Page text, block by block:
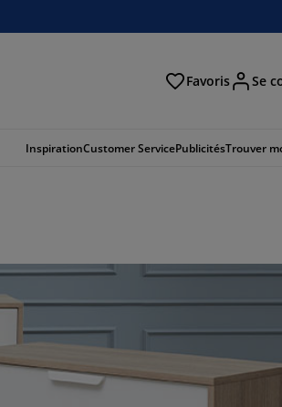
Favoris Se
InspirationCustomer ServicePublicitésTrouver